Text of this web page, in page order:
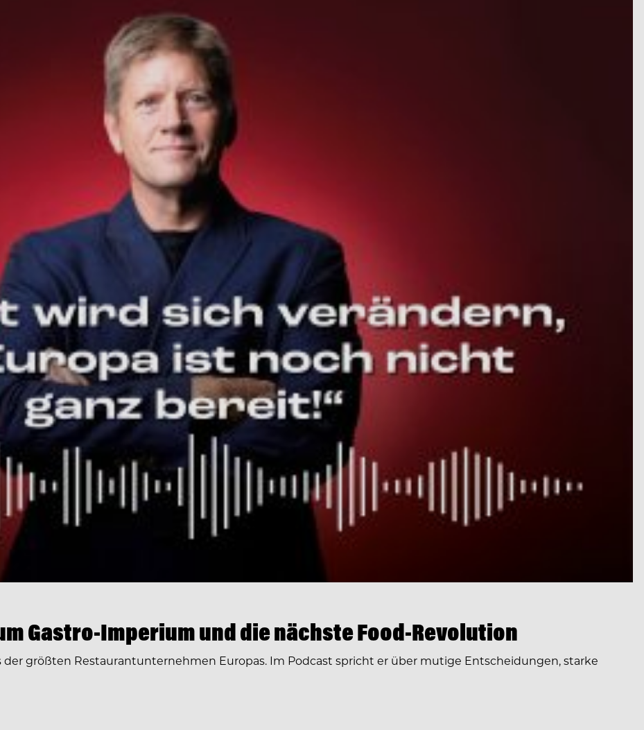
Gastro-Imperium und die nächste Food-Revolution
der größten Restaurantunternehmen Europas. Im Podcast spricht er über mutige Entscheidungen, starke